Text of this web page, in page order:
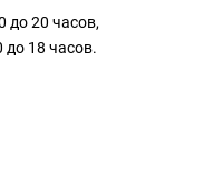
до 20 часов,
до 18 часов.